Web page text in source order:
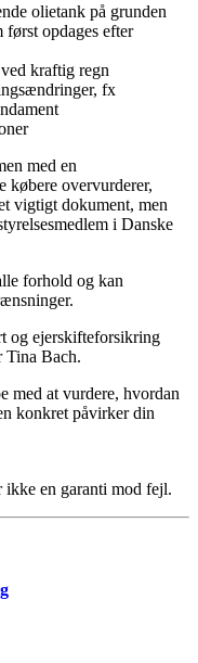
olietank på grunden
opdages efter
kraftig regn
fx
med en
købere overvurderer,
vigtigt dokument, men
i Danske
forhold og kan
og ejerskifteforsikring
Tina Bach.
at vurdere, hvordan
konkret påvirker din
ikke en garanti mod fejl.